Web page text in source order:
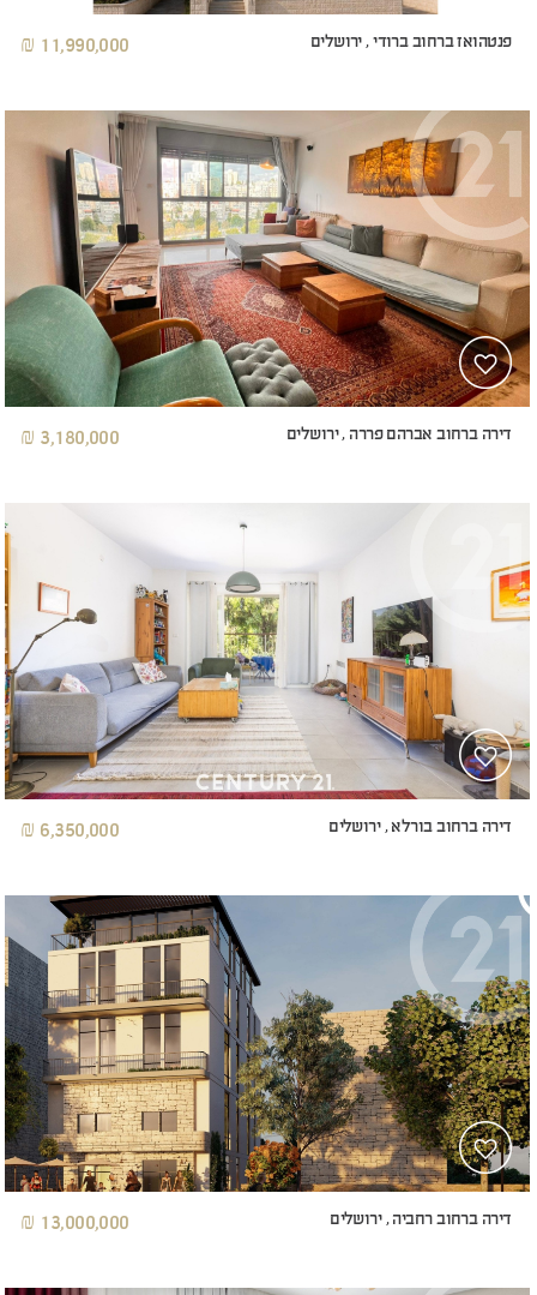
פנטהואז ברחוב ברודי , ירושלים 11,990,000 ₪
דירה ברחוב אברהם פררה , ירושלים 3,180,000 ₪
דירה ברחוב בורלא , ירושלים 6,350,000 ₪
דירה ברחוב רחביה , ירושלים 13,000,000 ₪